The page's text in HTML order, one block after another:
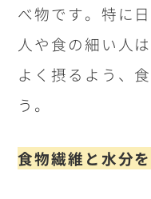
べ物です。特に
人や食の細い人
よく摂るよう、
う。
食物繊維と水分